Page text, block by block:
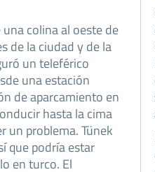
colina al oeste de
de la ciudad y de la
un teleférico
una estación
de aparcamiento en
hasta la cima
un problema. Tünek
que podría estar
en turco. El